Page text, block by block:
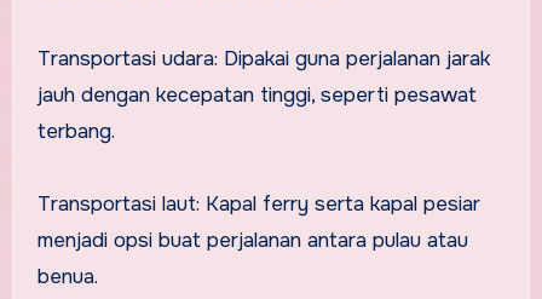
Transportasi udara: Dipakai guna perjalanan jarak
jauh dengan kecepatan tinggi, seperti pesawat
terbang.
Transportasi laut: Kapal ferry serta kapal pesiar
menjadi opsi buat perjalanan antara pulau atau
benua.